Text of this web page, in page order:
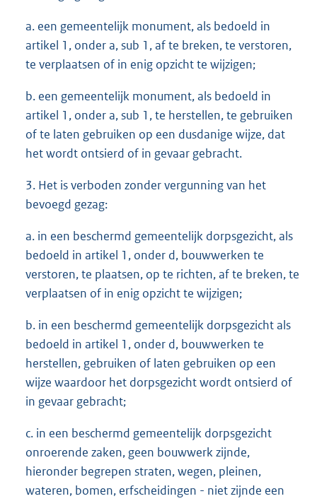
a. een gemeentelijk monument, als bedoeld in
artikel 1, onder a, sub 1, af te breken, te verstoren,
te verplaatsen of in enig opzicht te wijzigen;
b. een gemeentelijk monument, als bedoeld in
artikel 1, onder a, sub 1, te herstellen, te gebruiken
of te laten gebruiken op een dusdanige wijze, dat
het wordt ontsierd of in gevaar gebracht.
3. Het is verboden zonder vergunning van het
bevoegd gezag:
a. in een beschermd gemeentelijk dorpsgezicht, als
bedoeld in artikel 1, onder d, bouwwerken te
verstoren, te plaatsen, op te richten, af te breken, te
verplaatsen of in enig opzicht te wijzigen;
b. in een beschermd gemeentelijk dorpsgezicht als
bedoeld in artikel 1, onder d, bouwwerken te
herstellen, gebruiken of laten gebruiken op een
wijze waardoor het dorpsgezicht wordt ontsierd of
in gevaar gebracht;
c. in een beschermd gemeentelijk dorpsgezicht
onroerende zaken, geen bouwwerk zijnde,
hieronder begrepen straten, wegen, pleinen,
wateren, bomen, erfscheidingen - niet zijnde een